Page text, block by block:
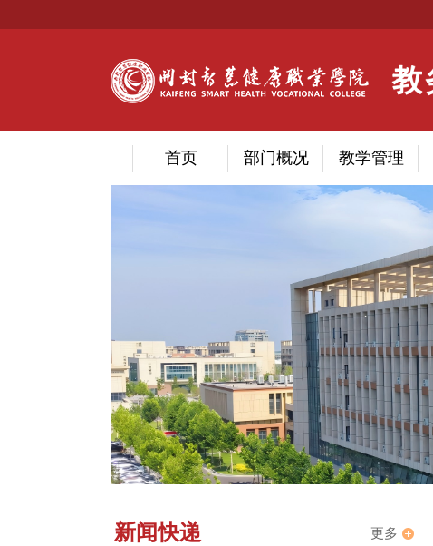
首页 部门概况 教学管理
更多
新闻快递